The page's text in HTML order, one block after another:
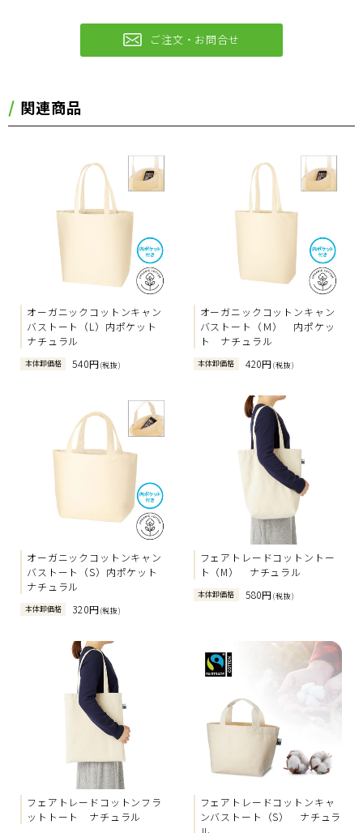
ご注文・お問合せ
関連商品
オーガニックコットンキャン
バストート（L）内ポケット
ナチュラル
本体卸価格 540円(税抜)
オーガニックコットンキャン
バストート（Ｍ） 内ポケッ
ト ナチュラル
本体卸価格 420円(税抜)
オーガニックコットンキャン
バストート（S）内ポケット
ナチュラル
本体卸価格 320円(税抜)
フェアトレードコットントー
ト（M） ナチュラル
本体卸価格 580円(税抜)
フェアトレードコットンフラ
ットトート ナチュラル
フェアトレードコットンキャ
ンバストート（S） ナチュラ